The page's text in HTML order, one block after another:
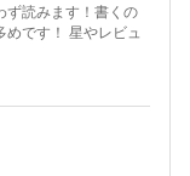
ず読みます！書くの
です！ 星やレビュ